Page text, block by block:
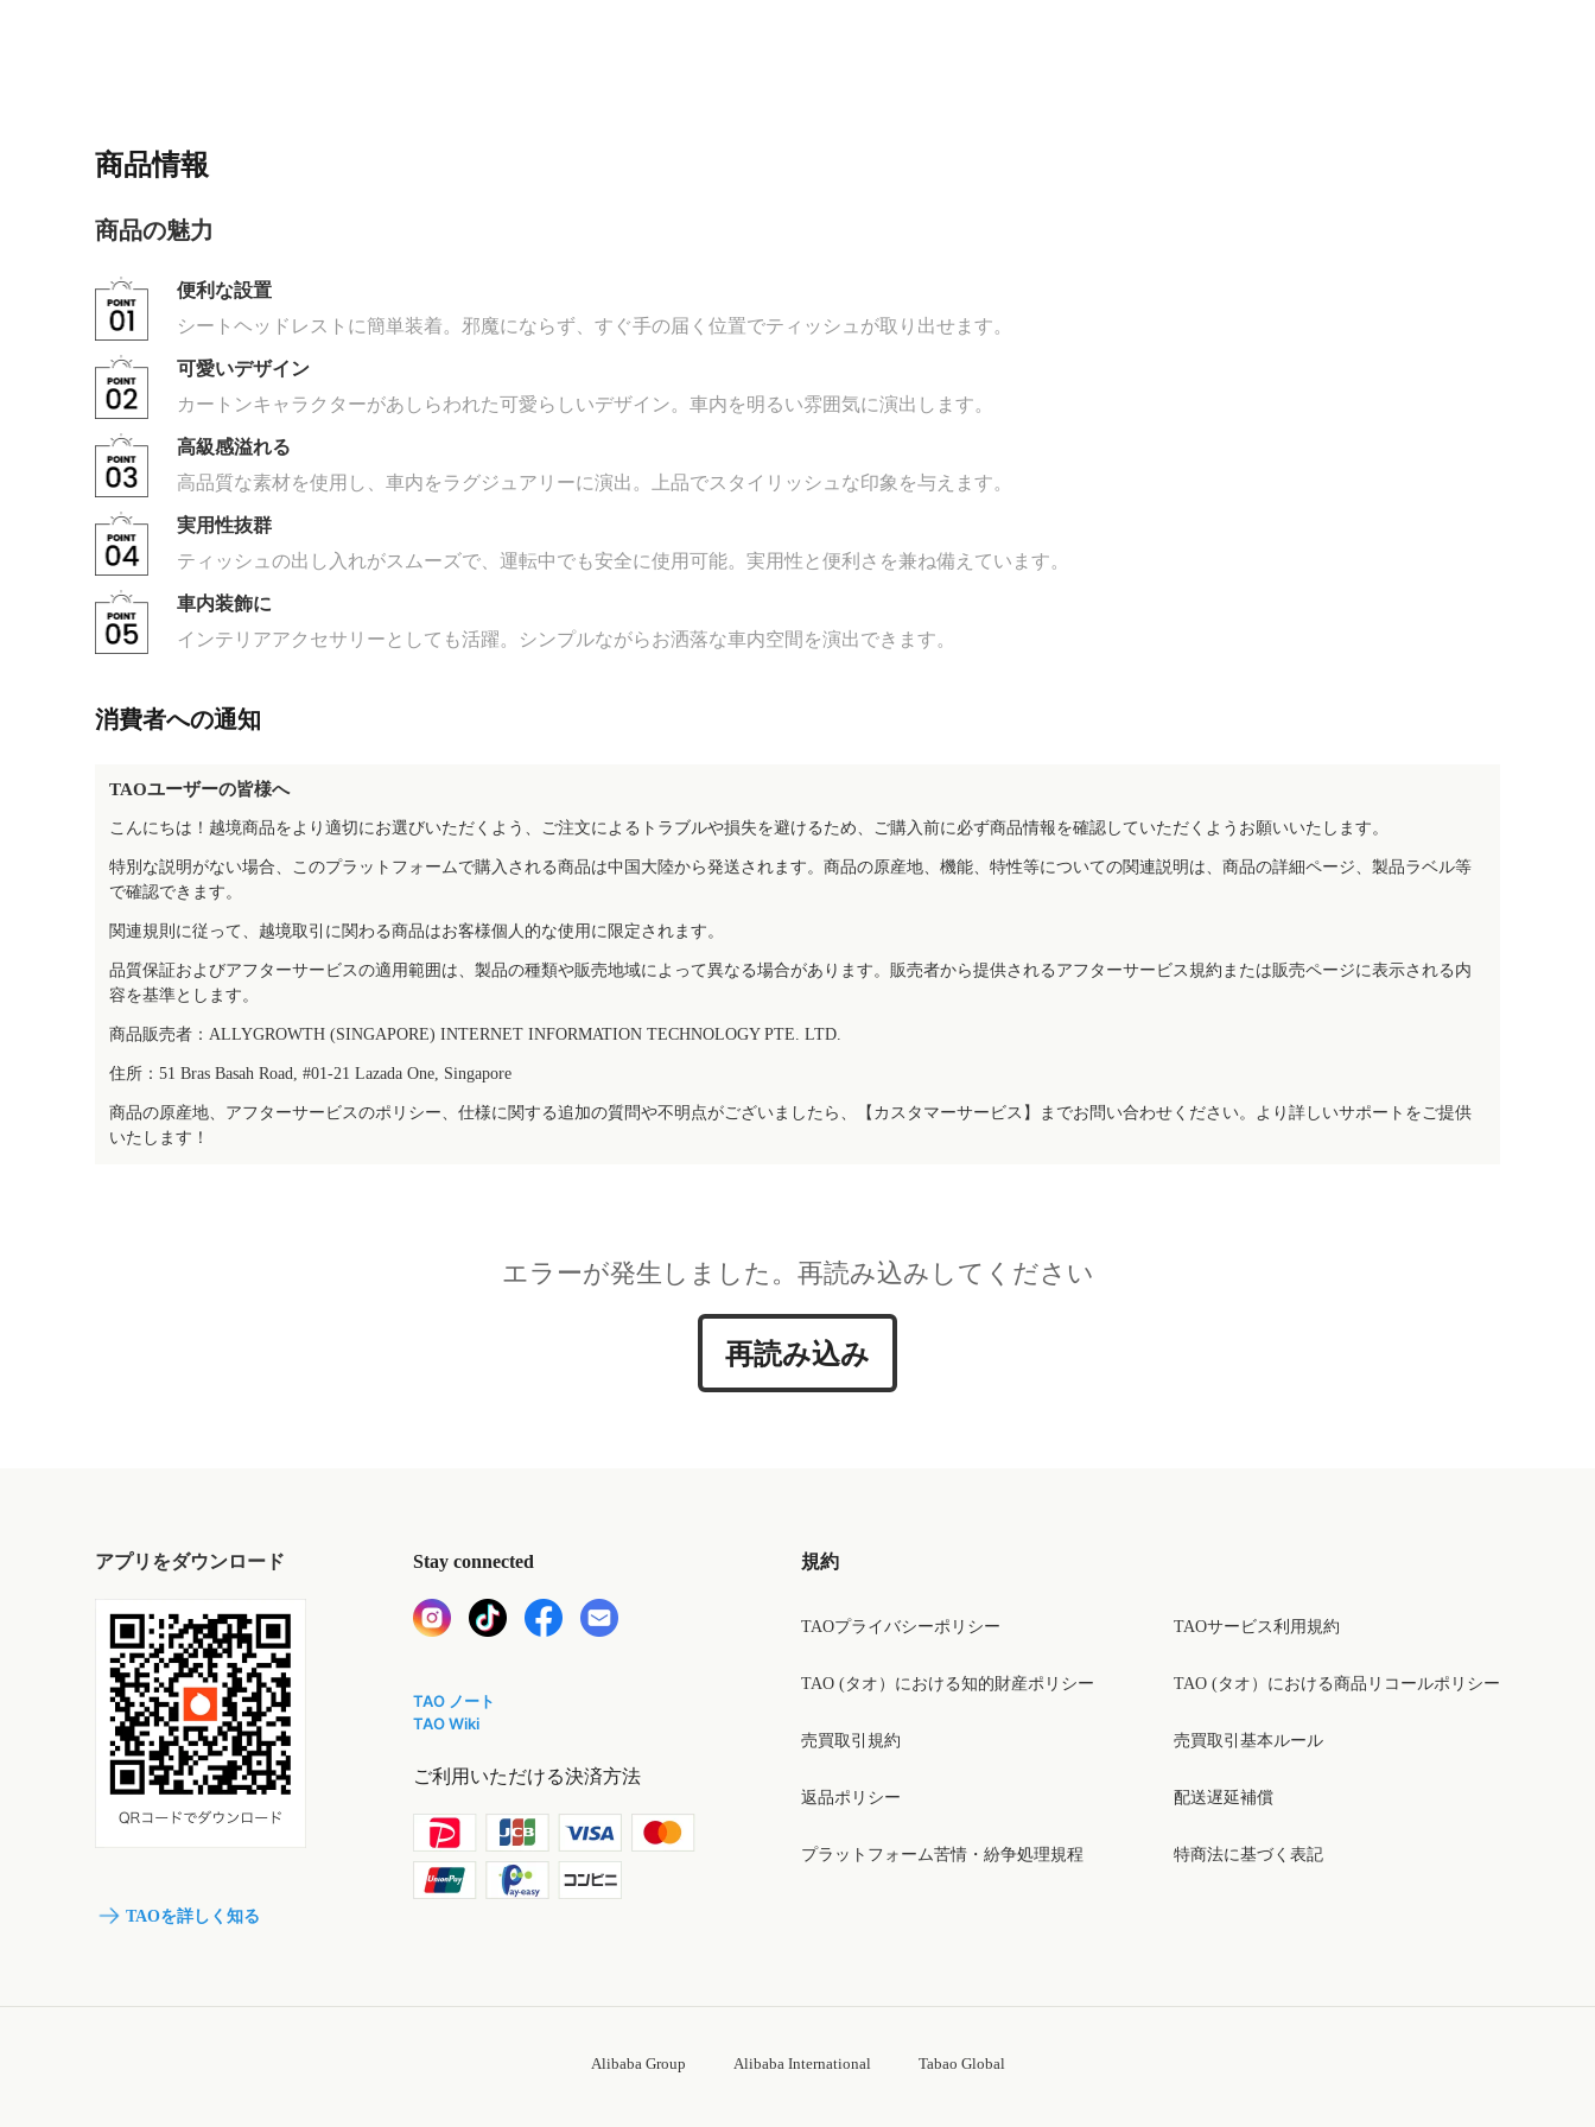
商品情報
商品の魅力
便利な設置
シートヘッドレストに簡単装着。邪魔にならず、すぐ手の届く位置でティッシュが取り出せます。
可愛いデザイン
カートンキャラクターがあしらわれた可愛らしいデザイン。車内を明るい雰囲気に演出します。
高級感溢れる
高品質な素材を使用し、車内をラグジュアリーに演出。上品でスタイリッシュな印象を与えます。
実用性抜群
ティッシュの出し入れがスムーズで、運転中でも安全に使用可能。実用性と便利さを兼ね備えています。
車内装飾に
インテリアアクセサリーとしても活躍。シンプルながらお洒落な車内空間を演出できます。
消費者への通知
TAOユーザーの皆様へ
こんにちは！越境商品をより適切にお選びいただくよう、ご注文によるトラブルや損失を避けるため、ご購入前に必ず商品情報を確認していただくようお願いいたします。
特別な説明がない場合、このプラットフォームで購入される商品は中国大陸から発送されます。商品の原産地、機能、特性等についての関連説明は、商品の詳細ページ、製品ラベル等
で確認できます。
関連規則に従って、越境取引に関わる商品はお客様個人的な使用に限定されます。
品質保証およびアフターサービスの適用範囲は、製品の種類や販売地域によって異なる場合があります。販売者から提供されるアフターサービス規約または販売ページに表示される内
容を基準とします。
商品販売者：ALLYGROWTH (SINGAPORE) INTERNET INFORMATION TECHNOLOGY PTE. LTD.
住所：51 Bras Basah Road, #01-21 Lazada One, Singapore
商品の原産地、アフターサービスのポリシー、仕様に関する追加の質問や不明点がございましたら、【カスタマーサービス】までお問い合わせください。より詳しいサポートをご提供
いたします！
エラーが発生しました。再読み込みしてください
再読み込み
アプリをダウンロード
TAOを詳しく知る
Stay connected
TAO ノート
TAO Wiki
ご利用いただける決済方法
規約
TAOプライバシーポリシー
TAO (タオ）における知的財産ポリシー
売買取引規約
返品ポリシー
プラットフォーム苦情・紛争処理規程
TAOサービス利用規約
TAO (タオ）における商品リコールポリシー
売買取引基本ルール
配送遅延補償
特商法に基づく表記
Alibaba Group Alibaba International Tabao Global